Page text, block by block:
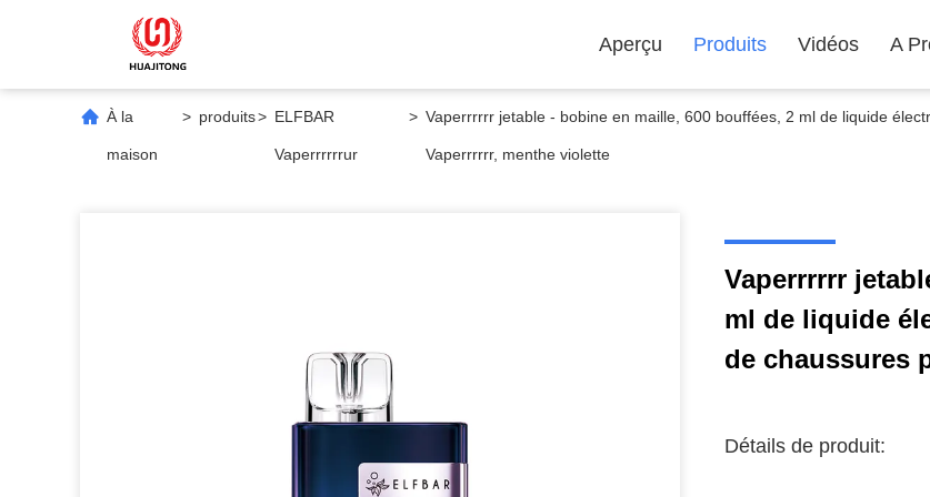
Aperçu Produits Vidéos A
À la
maison
> produits> ELFBAR
Vaperrrrrrur
> Vaperrrrrr jetable - bobine en maille, 600 bouffées, 2 ml de liquide
Vaperrrrrr, menthe violette
Vaperrrrrr
ml de liquide
de chaussures
Détails de produit: